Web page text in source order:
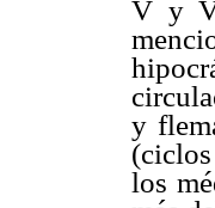
V y
y
los